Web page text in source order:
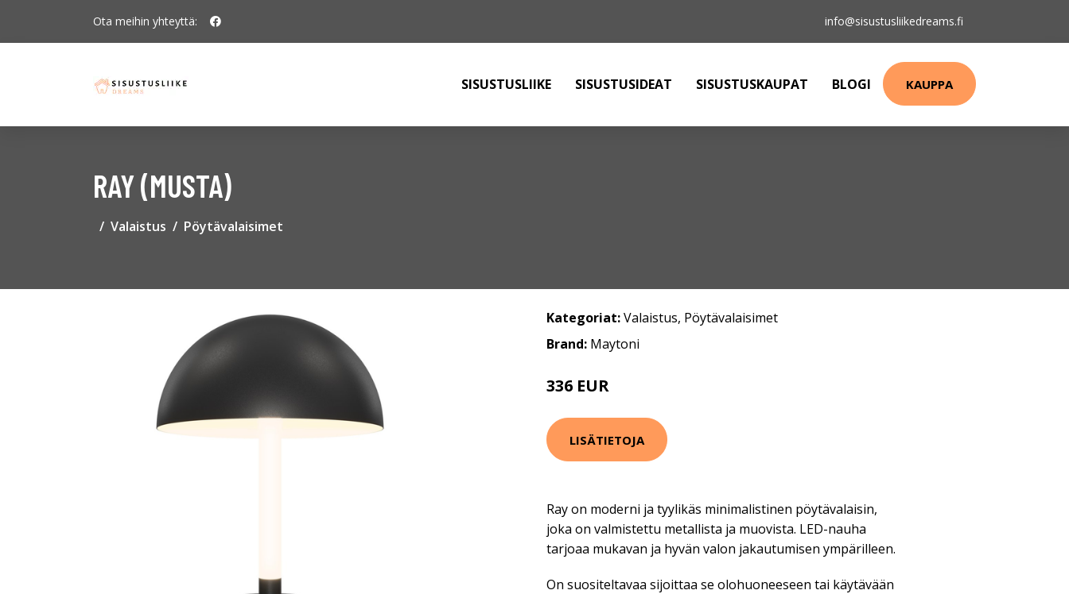
Ota meihin yhteyttä: info@sisustusliikedreams.fi
SISUSTUSLIIKE SISUSTUSIDEAT SISUSTUSKAUPAT BLOGI KAUPPA
RAY (MUSTA)
Valaistus Pöytävalaisimet
Kategoriat:Valaistus, Pöytävalaisimet
Brand: Maytoni
336 EUR
LISÄTIETOJA
Ray on moderni ja tyylikäs minimalistinen pöytävalaisin,
joka on valmistettu metallista ja muovista. LED-nauha
tarjoaa mukavan ja hyvän valon jakautumisen ympärilleen.
On suositeltavaa sijoittaa se olohuoneeseen tai käytävään